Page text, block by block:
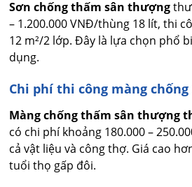
Sơn chống thấm sân thượng
– 1.200.000 VNĐ/thùng 18 lít, thi
12 m²/2 lớp. Đây là lựa chọn phổ
dụng.
Chi phí thi công màng
Màng chống thấm sân thượng
có chi phí khoảng 180.000 –
cả vật liệu và công thợ. Giá cao
tuổi thọ gấp đôi.